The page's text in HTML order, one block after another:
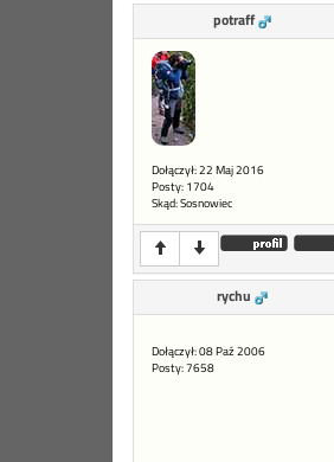
potraff
Dołączył: 22 Maj 2016
Posty: 1704
Skąd: Sosnowiec
rychu
Dołączył: 08 Paź 2006
Posty: 7658